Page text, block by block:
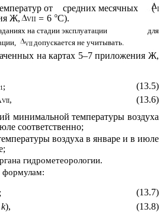
от средних месячных (I
Ж, VII = 6 С).
на стадии эксплуатации
для
VII допускается не учитывать.
на картах 5–7 приложения Ж,
1 ; (13.5)
VII,
(13.6)
минимальной температуры воздуха
соответственно;
воздуха в январе и в июле
гидрометеорологии.
формулам:
(13.7)
),
(13.8)